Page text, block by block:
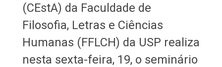
(CEstA) da Faculdade de
Filosofia, Letras e Ciências
Humanas (FFLCH) da USP realiza
nesta sexta-feira, 19, o seminário